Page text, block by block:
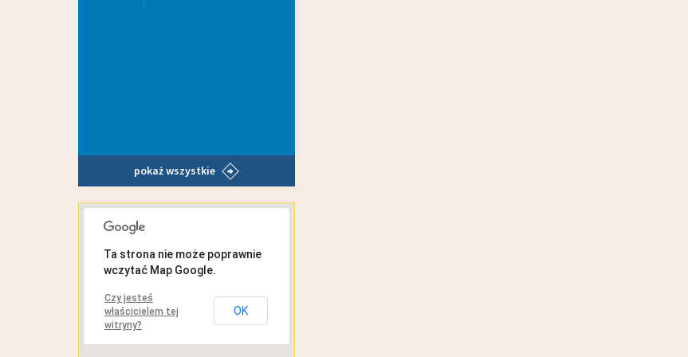
pokaż wszystkie
MAPA INTERAKTYWNA
Ta strona nie może poprawnie
wczytać Map Google.
Czy jesteś
właścicielem tej
witryny?
OK